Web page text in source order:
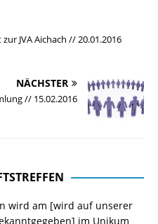
JVA Aichach // 20.01.2016
NÄCHSTER
// 15.02.2016
wird am [wird auf unserer
im Unikum